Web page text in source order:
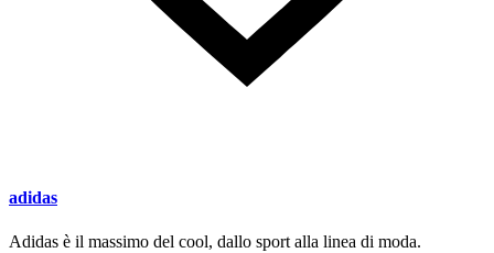
adidas
Adidas è il massimo del cool, dallo sport alla linea di moda.